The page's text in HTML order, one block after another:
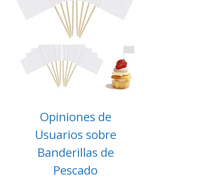
Opiniones de
Usuarios sobre
Banderillas de
Pescado